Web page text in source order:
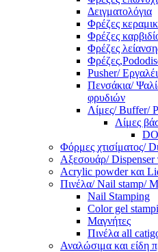
Δειγματολόγια
Φρέζες
Φρέζες
Φρέζες
Pusher/
Πενσάκια/
φρυδιών
Λίμες/ Buffer/
Λίμες
Φόρμες χτισίματος/
Αξεσουάρ/ Dispenser
Acrylic powder και
Πινέλα/ Nail stamp/
Nail Stamping
Color gel
Μαγνήτες
Πινέλα all
Αναλώσιμα και είδη